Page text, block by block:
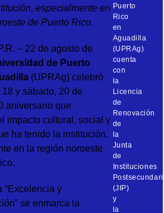
especialmente en
de Puerto Rico.
– 22 de agosto de
de Puerto
(UPRAg) celebró
y sábado, 20 de
aniversario que
impacto cultural, social y
ha tenido la institución,
en la región noroeste
“Excelencia y
se enmarca la
Puerto
Rico
en
Aguadilla
(UPRAg)
cuenta
con
la
Licencia
de
Renovación
de
la
Junta
de
Instituciones
(JIP)
y
la